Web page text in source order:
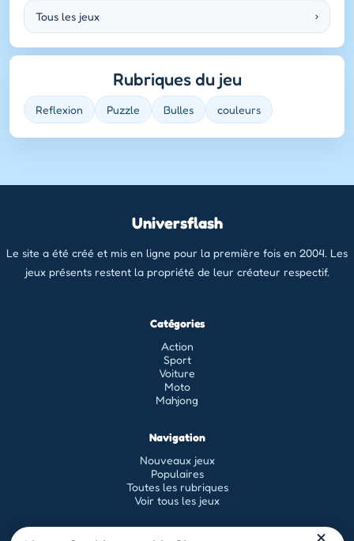
Tous les jeux ›
Rubriques du jeu
Reflexion Puzzle Bulles couleurs
Universflash
Le site a été créé et mis en ligne pour la première fois en 2004. Les
jeux présents restent la propriété de leur créateur respectif.
Catégories
Action
Sport
Voiture
Moto
Mahjong
Navigation
Nouveaux jeux
Populaires
Toutes les rubriques
Voir tous les jeux
Légal